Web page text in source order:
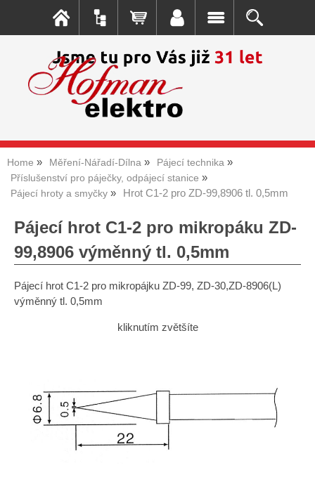
Home Měření-Nářadí-Dílna
Pájecí technika
Příslušenství pro páječky, odpájecí stanice
Pájecí hroty a smyčky
Hrot C1-2 pro ZD-99,8906 tl. 0,5mm
Pájecí hrot C1-2 pro mikropáku ZD-
99,8906 výměnný tl. 0,5mm
Pájecí hrot C1-2 pro mikropájku ZD-99, ZD-30,ZD-8906(L)
výměnný tl. 0,5mm
kliknutím zvětšíte